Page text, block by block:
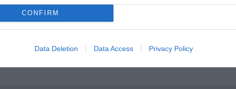
CONFIRM
Data Deletion Data Access Privacy Policy